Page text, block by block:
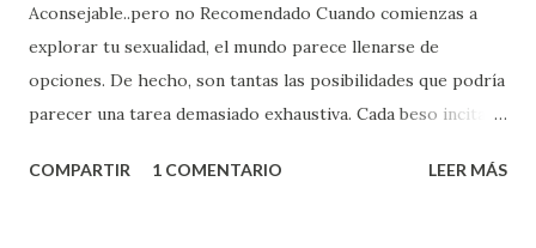
Aconsejable..pero no Recomendado Cuando comienzas a
explorar tu sexualidad, el mundo parece llenarse de
opciones. De hecho, son tantas las posibilidades que podría
parecer una tarea demasiado exhaustiva. Cada beso incita
partes de ti que jamás hubieras imaginado. El problema es
COMPARTIR 1 COMENTARIO LEER MÁS